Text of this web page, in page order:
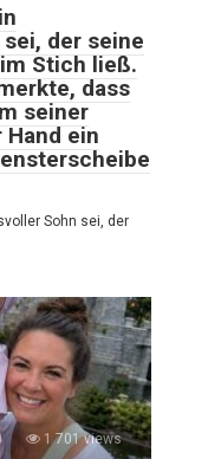
der seine
Stich ließ.
dass
seiner
ein
Sohn sei, der
1 701 views